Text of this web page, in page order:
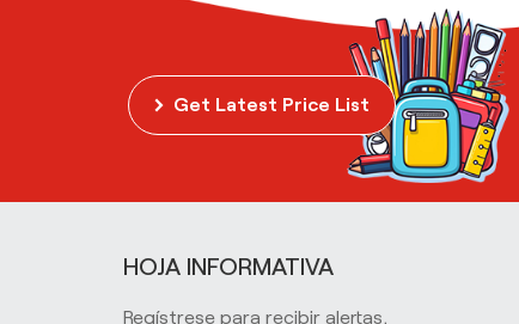
Get Latest Price List
HOJA INFORMATIVA
Regístrese para recibir alertas,